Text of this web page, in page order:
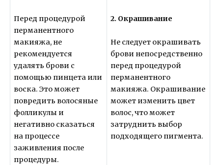
Перед процедурой
перманентного
макияжа, не
рекомендуется
удалять брови с
помощью пинцета или
воска. Это может
повредить волосяные
фолликулы и
негативно сказаться
на процессе
заживления после
процедуры.
2. Окрашивание
Не следует окрашивать
брови непосредственно
перед процедурой
перманентного
макияжа. Окрашивание
может изменить цвет
волос, что может
затруднить выбор
подходящего пигмента.